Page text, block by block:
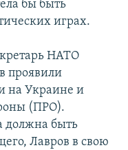
бы быть
играх.
НАТО
проявили
на Украине и
(ПРО).
должна быть
Лавров в свою